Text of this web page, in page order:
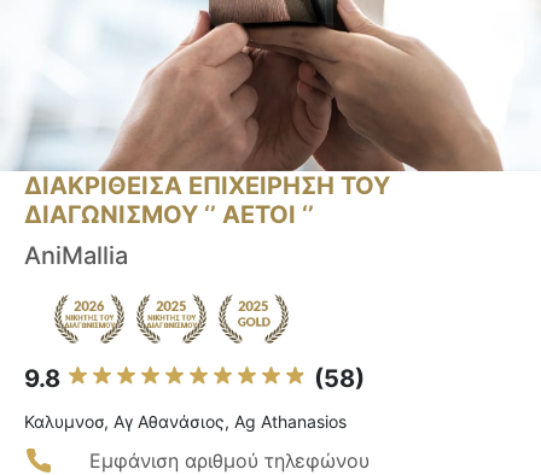
ΔΙΑΚΡΙΘΕΙΣΑ ΕΠΙΧΕΙΡΗΣΗ ΤΟΥ
ΔΙΑΓΩΝΙΣΜΟΥ ‘’ ΑΕΤΟΙ ‘’
AniMallia
9.8 (58)
Καλυμνοσ, Αγ Αθανάσιος, Ag Athanasios
Εμφάνιση αριθμού τηλεφώνου